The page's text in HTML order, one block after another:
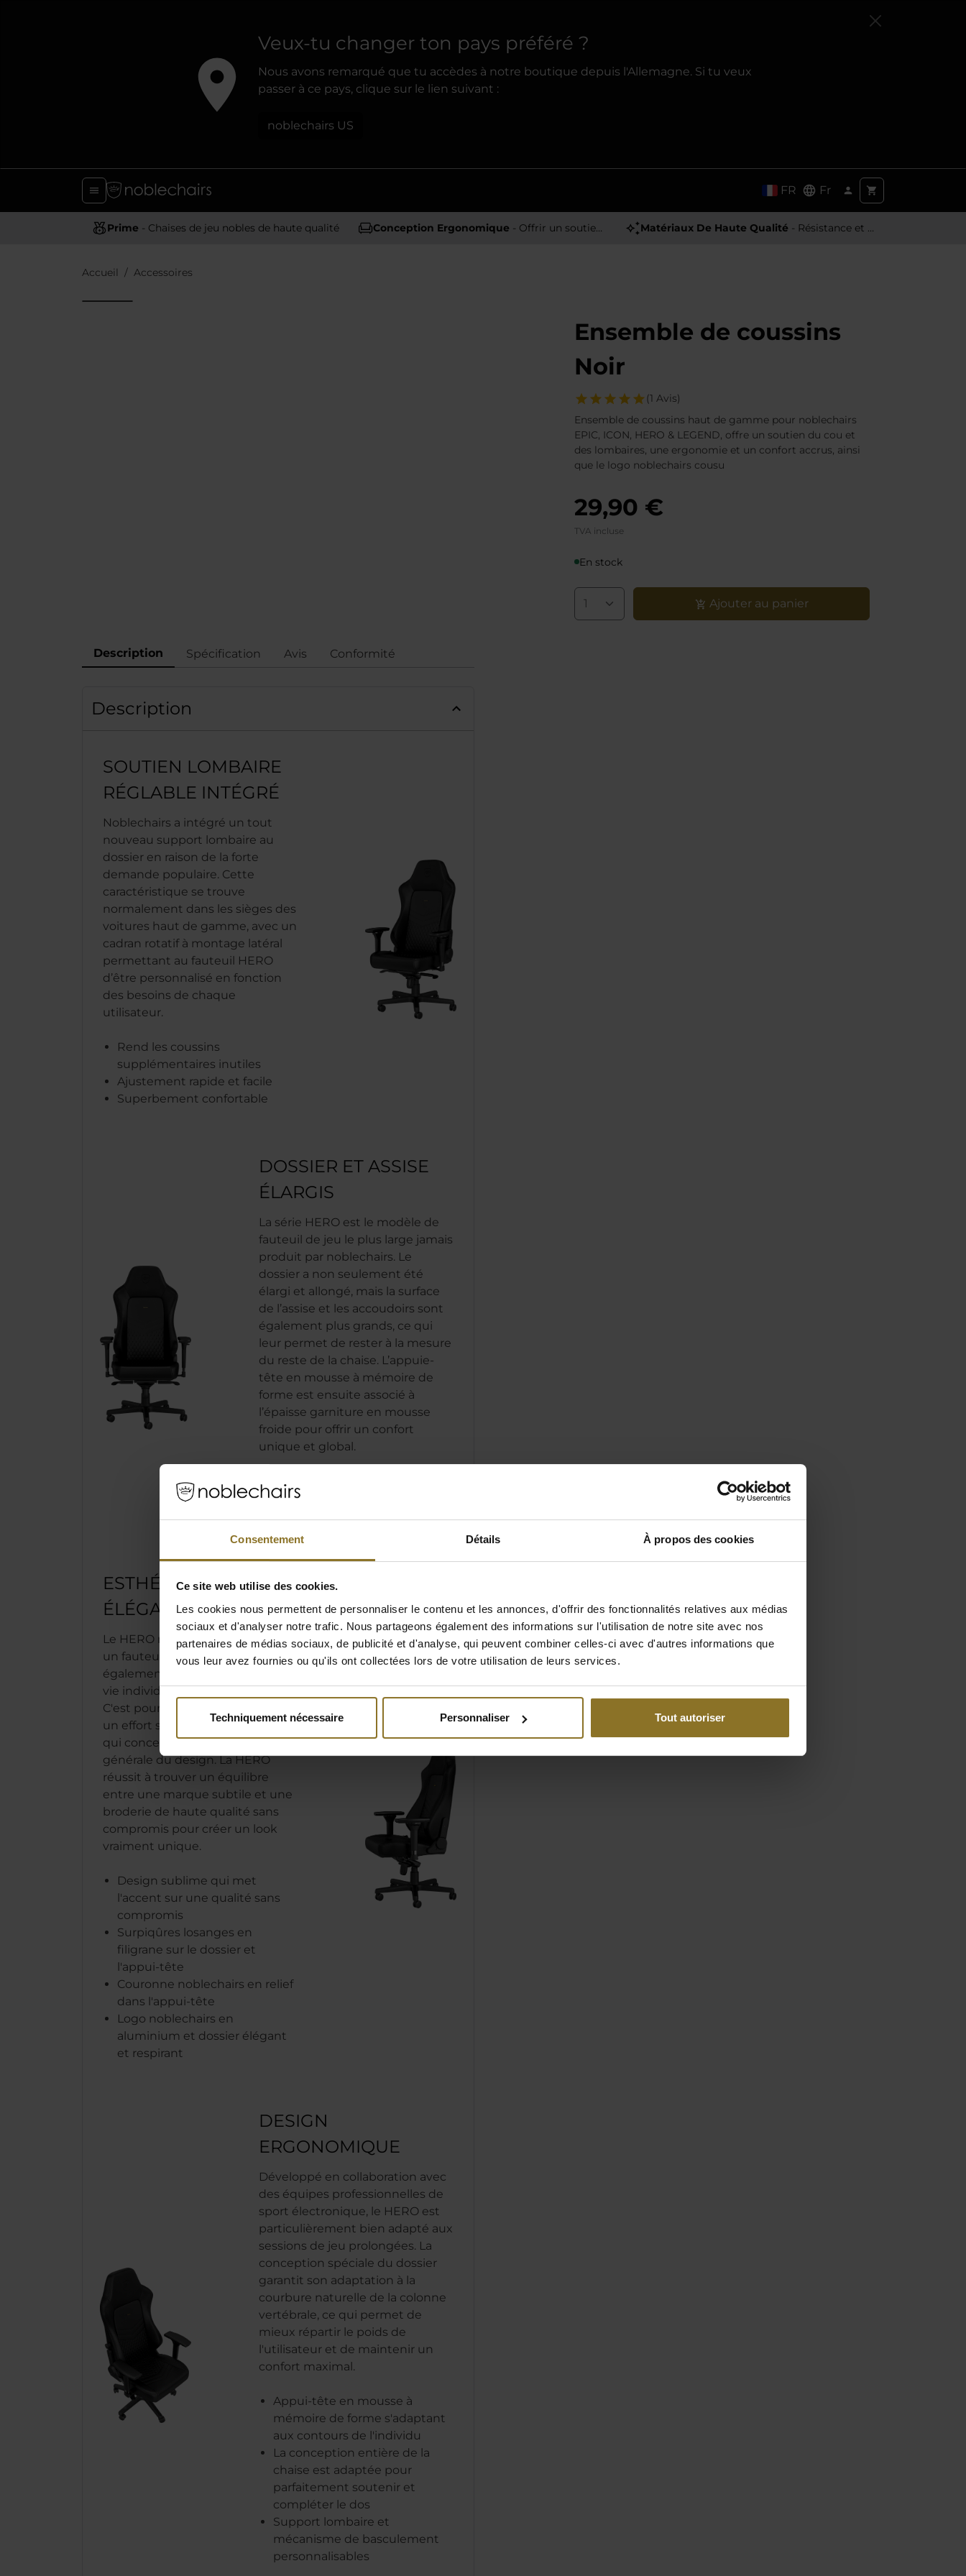
Consentement Détails À propos des cookies
Ce site web utilise des cookies.
Les cookies nous permettent de personnaliser le contenu et les annonces, d'offrir des fonctionnalités relatives aux médias
sociaux et d'analyser notre trafic. Nous partageons également des informations sur l'utilisation de notre site avec nos
partenaires de médias sociaux, de publicité et d'analyse, qui peuvent combiner celles-ci avec d'autres informations que
vous leur avez fournies ou qu'ils ont collectées lors de votre utilisation de leurs services.
Techniquement nécessaire Personnaliser Tout autoriser
Veux-tu changer ton pays préféré ?
Nous avons remarqué que tu accèdes à notre boutique depuis l'Allemagne. Si tu veux
passer à ce pays, clique sur le lien suivant :
noblechairs US
FR Fr
Prime - Chaises de jeu nobles de haute qualité Conception Ergonomique - Offrir un soutien et un confort optimaux Matériaux De Haute Qualité - Résistance et toucher premium
Accueil Accessoires
Ensemble de coussins
Noir
(1 Avis)
Ensemble de coussins haut de gamme pour noblechairs
EPIC, ICON, HERO & LEGEND, offre un soutien du cou et
des lombaires, une ergonomie et un confort accrus, ainsi
que le logo noblechairs cousu
29,90 €
En stock
TVA incluse
Ajouter au panier
Description Spécification Avis Conformité
Description
SOUTIEN LOMBAIRE
RÉGLABLE INTÉGRÉ
Noblechairs a intégré un tout
nouveau support lombaire au
dossier en raison de la forte
demande populaire. Cette
caractéristique se trouve
normalement dans les sièges des
voitures haut de gamme, avec un
cadran rotatif à montage latéral
permettant au fauteuil HERO
d’être personnalisé en fonction
des besoins de chaque
utilisateur.
Rend les coussins
supplémentaires inutiles
Ajustement rapide et facile
Superbement confortable
DOSSIER ET ASSISE
ÉLARGIS
La série HERO est le modèle de
fauteuil de jeu le plus large jamais
produit par noblechairs. Le
dossier a non seulement été
élargi et allongé, mais la surface
de l’assise et les accoudoirs sont
également plus grands, ce qui
leur permet de rester à la mesure
du reste de la chaise. L’appuie-
tête en mousse à mémoire de
forme est ensuite associé à
l’épaisse garniture en mousse
froide pour offrir un confort
unique et global.
Accoudoirs plus larges
Surface d'assise élargie
ESTHÉTIQUE
ÉLÉGANTE
Le HERO n'est pas simplement
un fauteuil de jeu, il s'efforce
également d'incarner le style de
vie individuel de son propriétaire.
C'est pourquoi noblechairs a fait
un effort supplémentaire en ce
qui concerne l'esthétique
générale du design. La HERO
réussit à trouver un équilibre
entre une marque subtile et une
broderie de haute qualité sans
compromis pour créer un look
vraiment unique.
Design sublime qui met
l'accent sur une qualité sans
compromis
Surpiqûres losanges en
filigrane sur le dossier et
l'appui-tête
Couronne noblechairs en relief
dans l'appui-tête
Logo noblechairs en
aluminium et dossier élégant
et respirant
DESIGN
ERGONOMIQUE
Développé en collaboration avec
des équipes professionnelles de
sport électronique, le HERO est
particulièrement bien adapté aux
sessions de jeu prolongées. La
conception spéciale du dossier
garantit son adaptation à la
courbure naturelle de la colonne
vertébrale, ce qui permet de
mieux répartir le poids de
l'utilisateur et de maintenir un
confort maximal.
Appui-tête en mousse à
mémoire de forme s'adaptant
aux contours de l'individu
La conception entière de la
chaise est adaptée pour
parfaitement soutenir et
compléter le dos
Support lombaire et
mécanisme de basculement
personnalisables